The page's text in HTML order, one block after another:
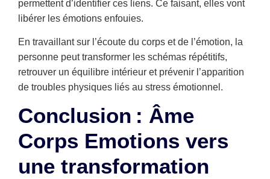
permettent d’identifier ces liens. Ce faisant, elles vont
libérer les émotions enfouies.
En travaillant sur l’écoute du corps et de l’émotion, la
personne peut transformer les schémas répétitifs,
retrouver un équilibre intérieur et prévenir l’apparition
de troubles physiques liés au stress émotionnel.
Conclusion : Âme
Corps Emotions vers
une transformation